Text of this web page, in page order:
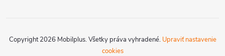
Copyright 2026 Mobilplus. Všetky práva vyhradené. Upraviť nastavenie
cookies